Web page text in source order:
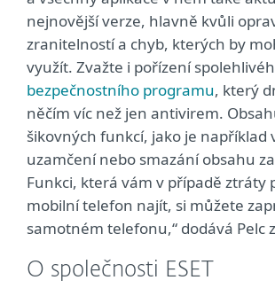
nejnovější verze, hlavně kvůli
zranitelností a chyb, kterých by
využít. Zvažte i pořízení
bezpečnostního programu, který
něčím víc než jen antivirem.
šikovných funkcí, jako je například
uzamčení nebo smazání obsahu
Funkci, která vám v případě ztráty
mobilní telefon najít, si můžete
samotném telefonu,“ dodává Pelc z
O společnosti ESET